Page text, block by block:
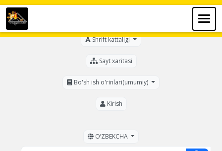
Shrift kattaligi
Sayt xaritasi
Bo'sh ish o'rinlari(umumiy)
Kirish
OʼZBEKCHA